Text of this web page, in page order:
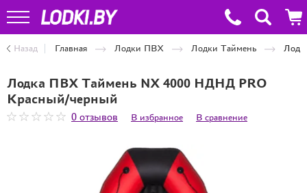
Назад Главная Лодки ПВХ Лодки Таймень
Лодка ПВХ Таймень NX 4000 НДНД PRO
Красный/черный
0 отзывов В избранное В сравнение